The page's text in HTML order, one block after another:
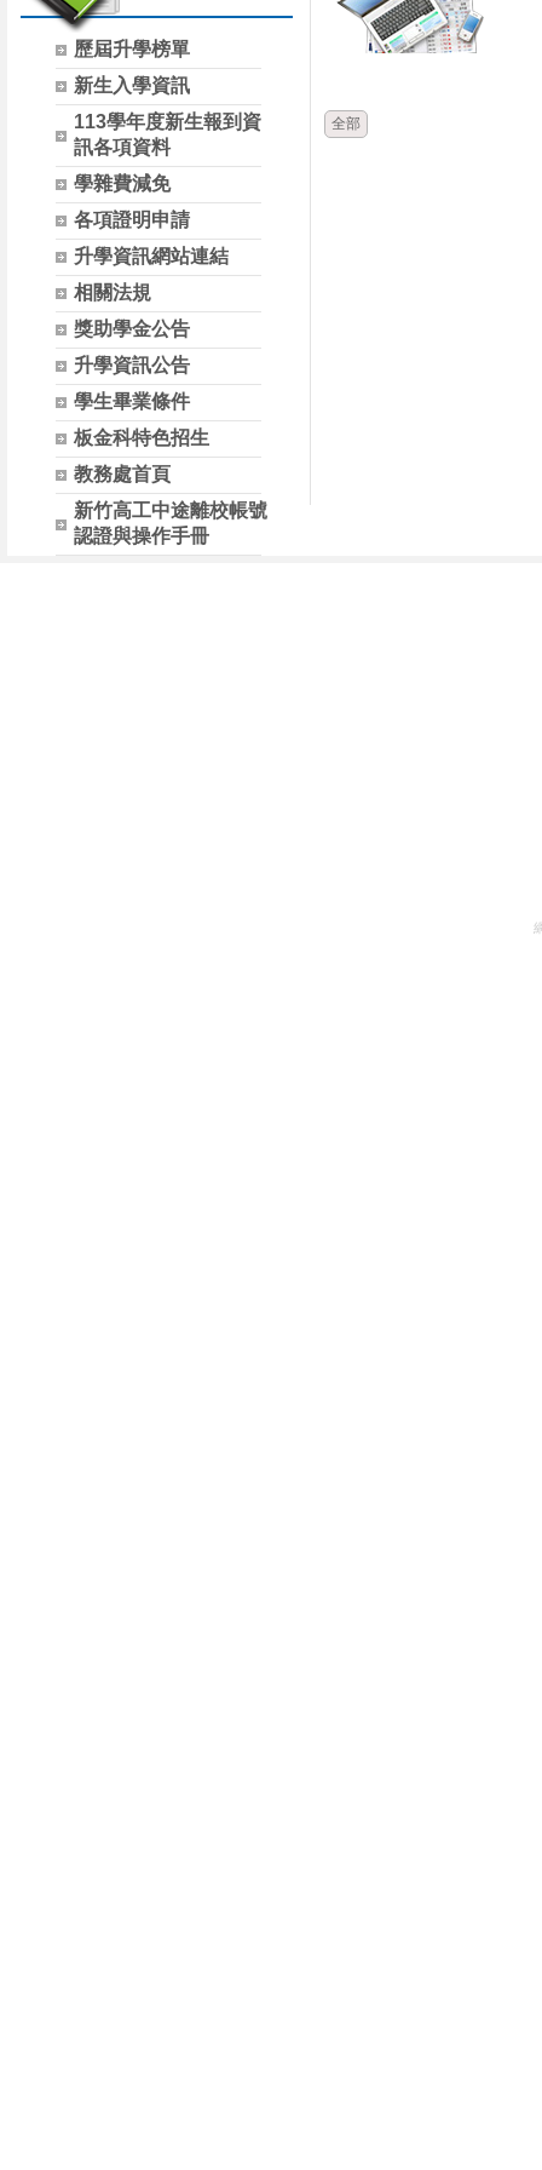
歷屆升學榜單
新生入學資訊
113學年度新生報到資
訊各項資料
學雜費減免
各項證明申請
升學資訊網站連結
相關法規
獎助學金公告
升學資訊公告
學生畢業條件
板金科特色招生
教務處首頁
新竹高工中途離校帳號
認證與操作手冊
全部